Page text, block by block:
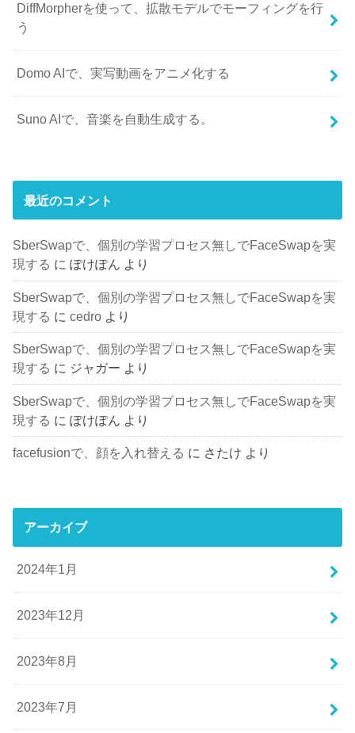
DiffMorpherを使って、拡散モデルでモーフィングを行
う
Domo AIで、実写動画をアニメ化する
Suno AIで、音楽を自動生成する。
最近のコメント
SberSwapで、個別の学習プロセス無しでFaceSwapを実
現する にぽけぽん より
SberSwapで、個別の学習プロセス無しでFaceSwapを実
現する にcedro より
SberSwapで、個別の学習プロセス無しでFaceSwapを実
現する に ジャガー より
SberSwapで、個別の学習プロセス無しでFaceSwapを実
現する にぽけぽん より
facefusionで、顔を入れ替える に さたけ より
アーカイブ
2024年1月
2023年12月
2023年8月
2023年7月